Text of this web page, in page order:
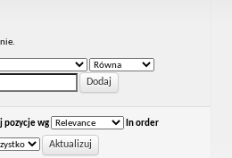
pozycje wg In order